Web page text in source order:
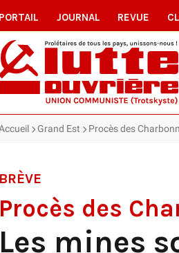
PORTAIL JOURNAL REVUE
Grand Est Procès des
BRÈVE
Procès des
Les mines